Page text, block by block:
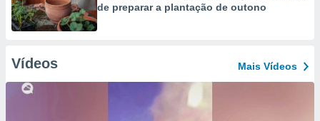
de preparar a plantação de outono
Vídeos Mais Vídeos